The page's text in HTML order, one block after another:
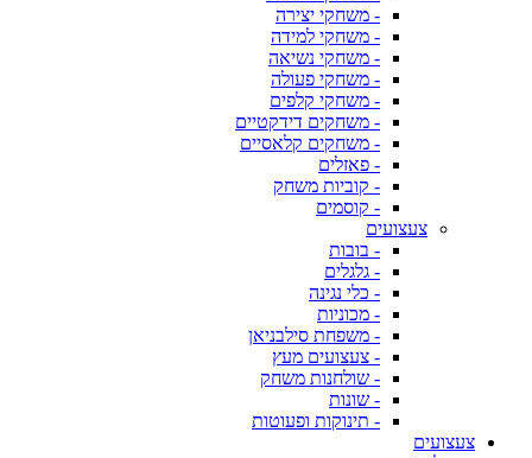
- משחקי יצירה
- משחקי למידה
- משחקי נשיאה
- משחקי פעולה
- משחקי קלפים
- משחקים דידקטיים
- משחקים קלאסיים
- פאזלים
- קוביות משחק
- קוסמים
צעצועים
- בובות
- גלגלים
- כלי נגינה
- מכוניות
- משפחת סילבניאן
- צעצועים מעץ
- שולחנות משחק
- שונות
- תינוקות ופעוטות
צעצועים